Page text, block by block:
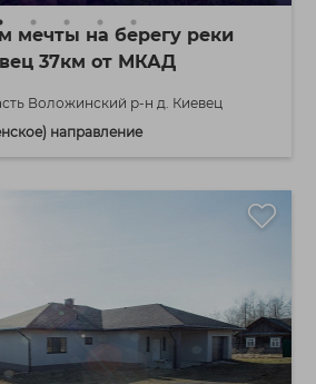
мечты на берегу реки
37км от МКАД
Воложинский р-н д. Киевец
направление